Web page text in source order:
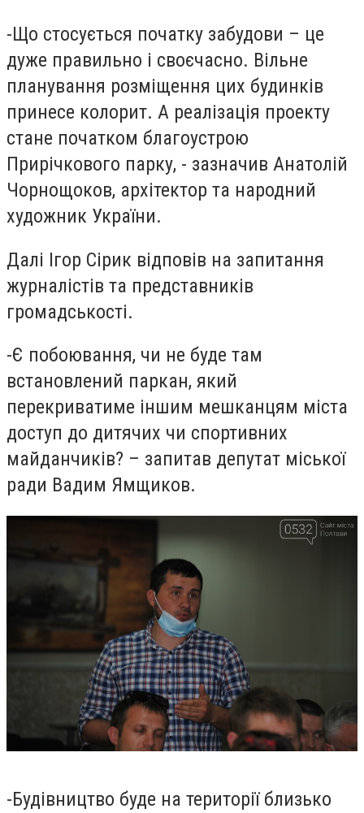
-Що стосується початку забудови – це
дуже правильно і своєчасно. Вільне
планування розміщення цих будинків
принесе колорит. А реалізація проекту
стане початком благоустрою
Прирічкового парку, - зазначив Анатолій
Чорнощоков, архітектор та народний
художник України.
Далі Ігор Сірик відповів на запитання
журналістів та представників
громадськості.
-Є побоювання, чи не буде там
встановлений паркан, який
перекриватиме іншим мешканцям міста
доступ до дитячих чи спортивних
майданчиків? – запитав депутат міської
ради Вадим Ямщиков.
-Будівництво буде на території близько